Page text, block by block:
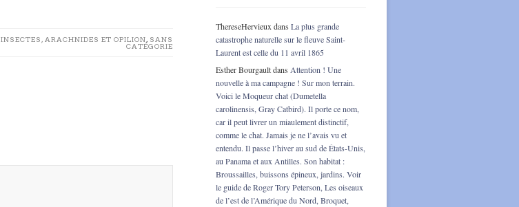
INSECTES, ARACHNIDES ET OPILION, SANS
CATÉGORIE
ThereseHervieux dans La plus grande
catastrophe naturelle sur le fleuve Saint-
Laurent est celle du 11 avril 1865
Esther Bourgaultdans Attention ! Une
nouvelle à ma campagne ! Sur mon terrain.
Voici le Moqueur chat (Dumetella
carolinensis, Gray Catbird). Il porte ce nom,
car il peut livrer un miaulement distinctif,
comme le chat. Jamais je ne l’avais vu et
entendu. Il passe l’hiver au sud de États-Unis,
au Panama et aux Antilles. Son habitat :
Broussailles, buissons épineux, jardins. Voir
le guide de Roger Tory Peterson, Les oiseaux
de l’est de l’Amérique du Nord, Broquet,